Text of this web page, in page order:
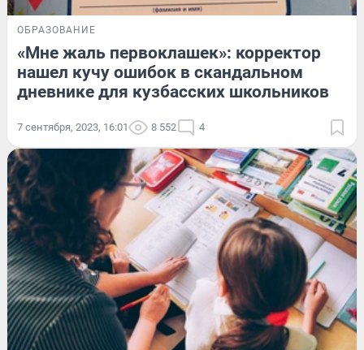
ОБРАЗОВАНИЕ
«Мне жаль первоклашек»: корректор
нашел кучу ошибок в скандальном
дневнике для кузбасских школьников
7 сентября, 2023, 16:01 8 552 4